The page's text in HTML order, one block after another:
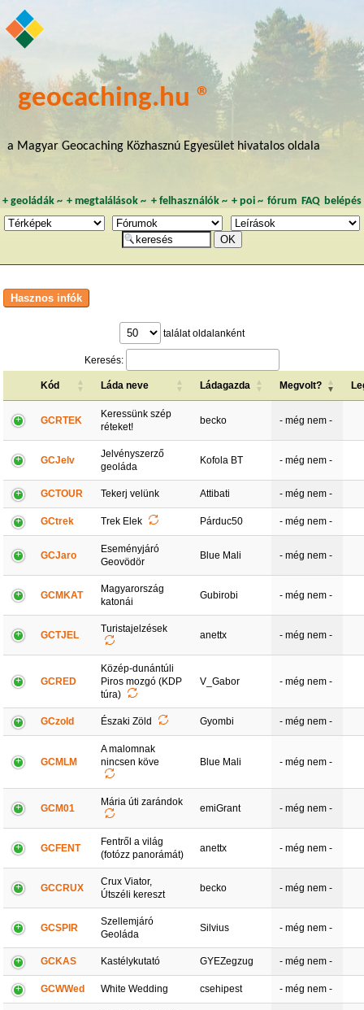
geocaching.hu ®
a Magyar Geocaching Közhasznú Egyesület hivatalos oldala
+ geoládák~ +megtalálások ~ + felhasználók~ + poi~ fórum FAQ belépés
találat oldalanként
Keresés:
Kód Láda neve Ládagazda Megvolt?
GCRTEK
Keressünk szép
réteket!
becko - még nem -
GCJelv
Jelvényszerző
geoláda
Kofola BT - még nem -
GCTOUR Tekerj velünk Attibati - még nem -
GCtrek Trek Elek Párduc50 - még nem -
GCJaro
Eseményjáró
Geovödör
Blue Mali - még nem -
GCMKAT
Magyarország
katonái
Gubirobi - még nem -
GCTJEL
Turistajelzések
anettx - még nem -
GCRED
Közép-dunántúli
Piros mozgó (KDP
túra)
V_Gabor - még nem -
GCzold Északi Zöld Gyombi - még nem -
GCMLM
A malomnak
nincsen köve
Blue Mali - még nem -
GCM01
Mária úti zarándok
emiGrant - még nem -
GCFENT
Fentről a világ
(fotózz panorámát)
anettx - még nem -
GCCRUX
Crux Viator,
Útszéli kereszt
becko - még nem -
GCSPIR
Szellemjáró
Geoláda
Silvius - még nem -
GCKAS Kastélykutató GYEZegzug - még nem -
GCWWed White Wedding csehipest - még nem -